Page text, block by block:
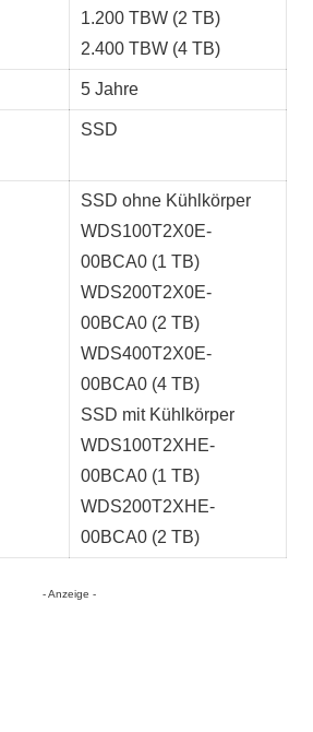
1.200 TBW (2 TB)
2.400 TBW (4 TB)
5 Jahre
SSD
SSD ohne Kühlkörper
WDS100T2X0E-
00BCA0 (1 TB)
WDS200T2X0E-
00BCA0 (2 TB)
WDS400T2X0E-
00BCA0 (4 TB)
SSD mit Kühlkörper
WDS100T2XHE-
00BCA0 (1 TB)
WDS200T2XHE-
00BCA0 (2 TB)
- Anzeige -